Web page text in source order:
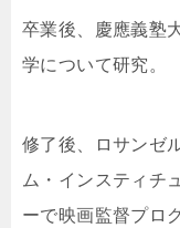
卒業後、慶應義塾
学について研究。
修了後、ロサンゼ
ム・インスティチ
ーで映画監督プロ